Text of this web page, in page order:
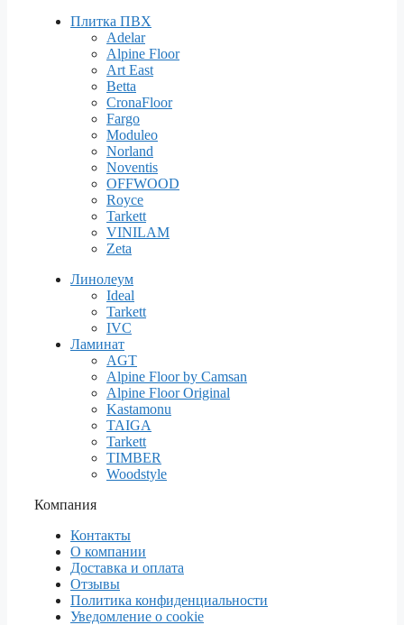
Плитка ПВХ
Adelar
Alpine Floor
Art East
Betta
CronaFloor
Fargo
Moduleo
Norland
Noventis
OFFWOOD
Royce
Tarkett
VINILAM
Zeta
Линолеум
Ideal
Tarkett
IVC
Ламинат
AGT
Alpine Floor by Camsan
Alpine Floor Original
Kastamonu
TAIGA
Tarkett
TIMBER
Woodstyle
Компания
Контакты
О компании
Доставка и оплата
Отзывы
Политика конфиденциальности
Уведомление о cookie